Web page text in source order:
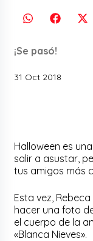
¡Se pasó!
31 Oct 2018
Halloween es
salir a asustar,
tus amigos más
Esta vez,
hacer una foto
el cuerpo de la
«Blanca Nieves».